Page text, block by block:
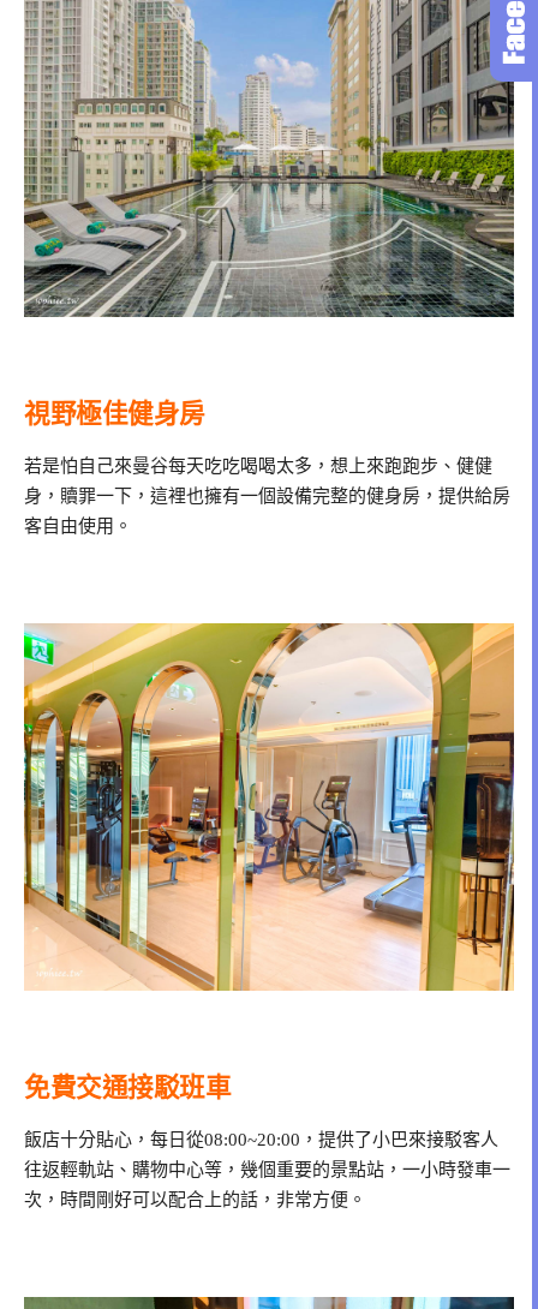
視野極佳健身房
若是怕自己來曼谷每天吃吃喝喝太多，想上來跑跑步、健健
身，贖罪一下，這裡也擁有一個設備完整的健身房，提供給房
客自由使用。
免費交通接駁班車
飯店十分貼心，每日從08:00~20:00，提供了小巴來接駁客人
往返輕軌站、購物中心等，幾個重要的景點站，一小時發車一
次，時間剛好可以配合上的話，非常方便。